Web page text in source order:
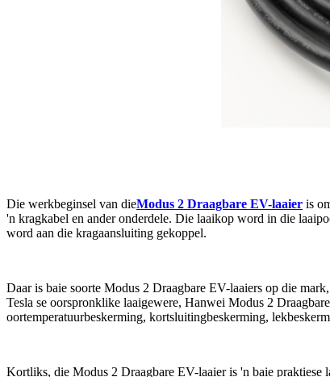
Die werkbeginsel van dieModus 2 Draagbare EV-laaier is
'n kragkabel en ander onderdele. Die laaikop word in die
word aan die kragaansluiting gekoppel.
Daar is baie soorte Modus 2 Draagbare EV-laaiers op die
Tesla se oorspronklike laaigewere, Hanwei Modus 2
oortemperatuurbeskerming, kortsluitingbeskerming,
Kortliks, die Modus 2 Draagbare EV-laaier is 'n baie